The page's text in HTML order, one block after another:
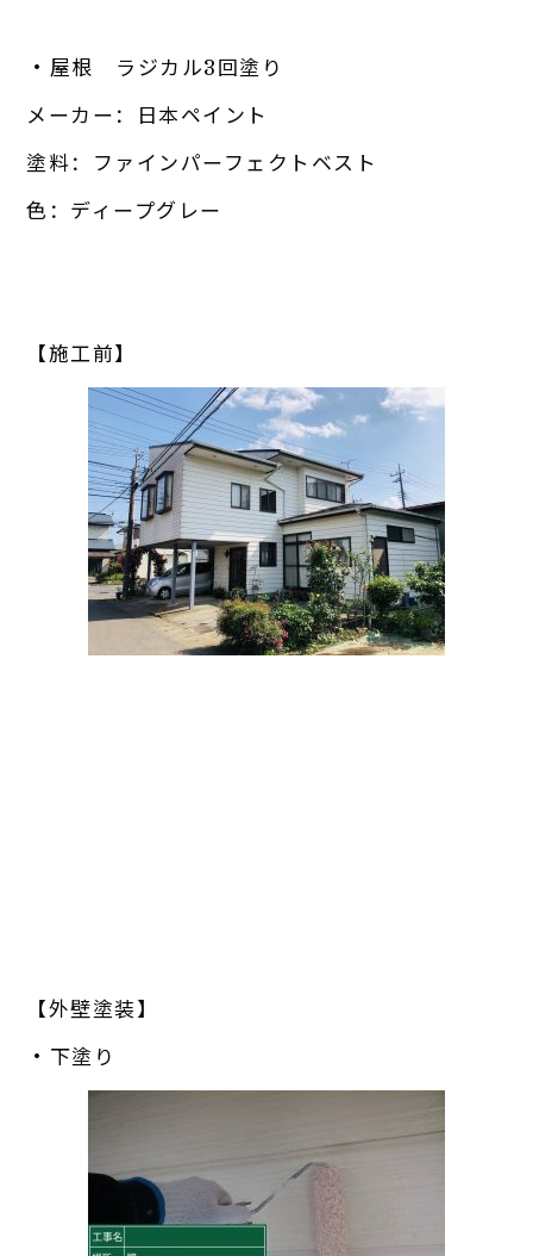
・ 屋根 ラジカル3回塗り
メーカー：日本ペイント
塗料：ファインパーフェクトベスト
色：ディープグレー
【施工前】
【外壁塗装】
・下塗り